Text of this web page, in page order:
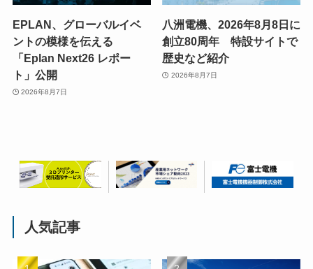
EPLAN、グローバルイベ
ントの模様を伝える
「Eplan Next26 レポー
ト」公開
2026年8月7日
八洲電機、2026年8月8日に
創立80周年 特設サイトで
歴史など紹介
2026年8月7日
人気記事